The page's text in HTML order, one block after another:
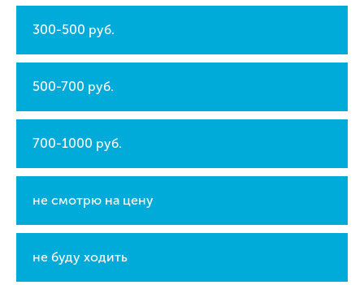
300-500 руб.
500-700 руб.
700-1000 руб.
не смотрю на цену
не буду ходить